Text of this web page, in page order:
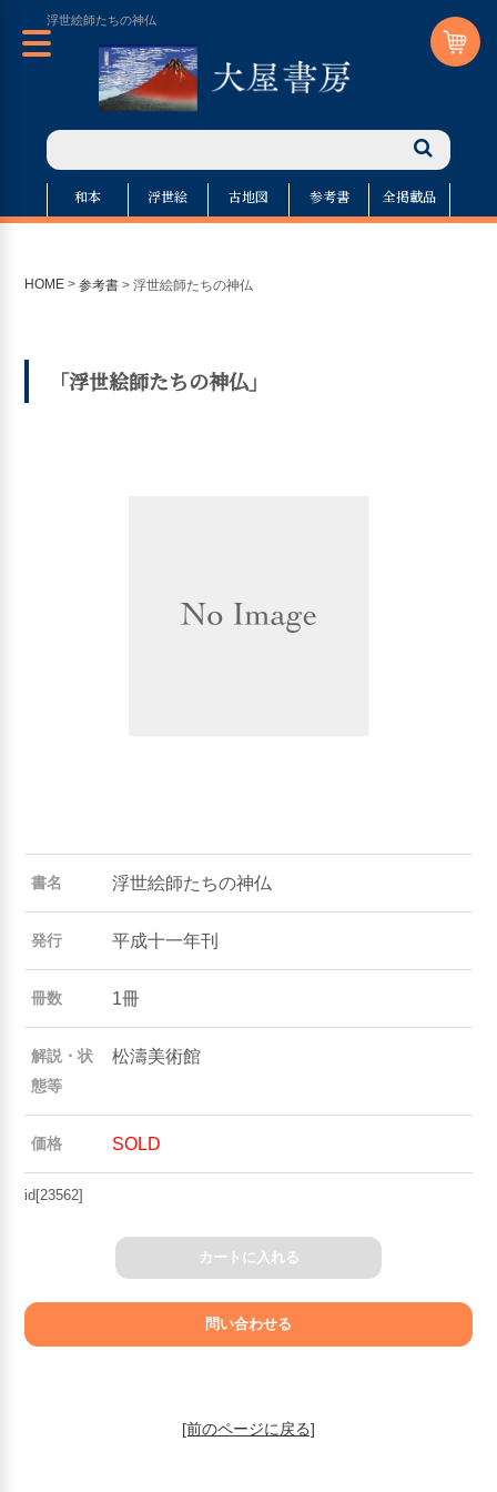
浮世絵師たちの神仏
和本 浮世絵 古地図 参考書 全掲載品
HOME >参考書 >浮世絵師たちの神仏
「浮世絵師たちの神仏」
書名 浮世絵師たちの神仏
発行 平成十一年刊
冊数 1冊
解説・状
態等
松濤美術館
価格 SOLD
id[23562]
カートに入れる
[前のページに戻る]